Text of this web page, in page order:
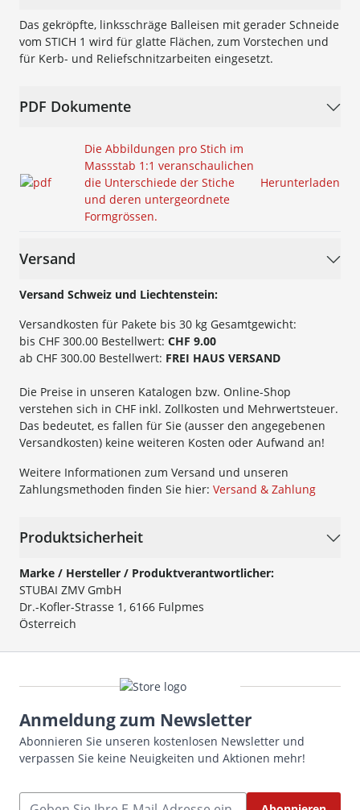
Das gekröpfte, linksschräge Balleisen mit gerader Schneide
vom STICH 1 wird für glatte Flächen, zum Vorstechen und
für Kerb- und Reliefschnitzarbeiten eingesetzt.
PDF Dokumente
Die Abbildungen pro Stich im
Massstab 1:1 veranschaulichen
die Unterschiede der Stiche
und deren untergeordnete
Formgrössen.
Herunterladen
Versand
Versand Schweiz und Liechtenstein:
Versandkosten für Pakete bis 30 kg Gesamtgewicht:
bis CHF 300.00 Bestellwert: CHF 9.00
ab CHF 300.00 Bestellwert: FREI HAUS VERSAND
Die Preise in unseren Katalogen bzw. Online-Shop
verstehen sich in CHF inkl. Zollkosten und Mehrwertsteuer.
Das bedeutet, es fallen für Sie (ausser den angegebenen
Versandkosten) keine weiteren Kosten oder Aufwand an!
Weitere Informationen zum Versand und unseren
Zahlungsmethoden finden Sie hier: Versand & Zahlung
Produktsicherheit
Marke / Hersteller / Produktverantwortlicher:
STUBAI ZMV GmbH
Dr.-Kofler-Strasse 1, 6166 Fulpmes
Österreich
Anmeldung zum Newsletter
Abonnieren Sie unseren kostenlosen Newsletter und
verpassen Sie keine Neuigkeiten und Aktionen mehr!